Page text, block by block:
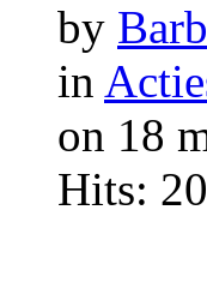
by
in
on 18
Hits: